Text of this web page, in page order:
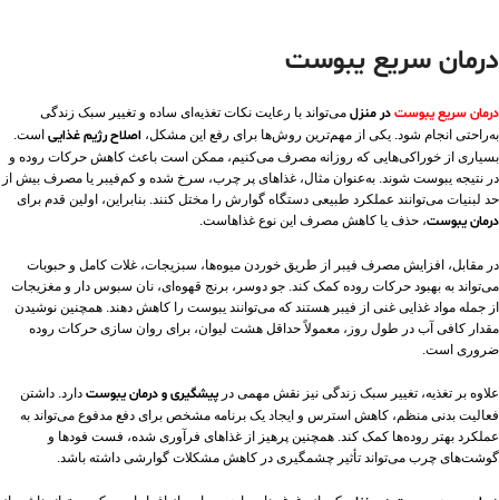
درمان سریع یبوست
درمان سریع یبوستدر منزل می‌تواند با رعایت نکات تغذیه‌ای ساده و تغییر سبک زندگی
به‌راحتی انجام شود. یکی از مهم‌ترین روش‌ها برای رفع این مشکل، اصلاح رژیم غذایی است.
بسیاری از خوراکی‌هایی که روزانه مصرف می‌کنیم، ممکن است باعث کاهش حرکات روده و
در نتیجه یبوست شوند. به‌عنوان مثال، غذاهای پر چرب، سرخ‌ شده و کم‌فیبر یا مصرف بیش‌ از
حد لبنیات می‌توانند عملکرد طبیعی دستگاه گوارش را مختل کنند. بنابراین، اولین قدم برای
درمان یبوست، حذف یا کاهش مصرف این نوع غذاهاست.
در مقابل، افزایش مصرف فیبر از طریق خوردن میوه‌ها، سبزیجات، غلات کامل و حبوبات
می‌تواند به بهبود حرکات روده کمک کند. جو دوسر، برنج قهوه‌ای، نان سبوس‌ دار و مغزیجات
از جمله مواد غذایی غنی از فیبر هستند که می‌توانند یبوست را کاهش دهند. همچنین نوشیدن
مقدار کافی آب در طول روز، معمولاً حداقل هشت لیوان، برای روان‌ سازی حرکات روده
ضروری است.
علاوه بر تغذیه، تغییر سبک زندگی نیز نقش مهمی در پیشگیری و درمان یبوست دارد. داشتن
فعالیت بدنی منظم، کاهش استرس و ایجاد یک برنامه مشخص برای دفع مدفوع می‌تواند به
عملکرد بهتر روده‌ها کمک کند. همچنین پرهیز از غذاهای فرآوری‌ شده، فست‌ فودها و
گوشت‌های چرب می‌تواند تأثیر چشمگیری در کاهش مشکلات گوارشی داشته باشد.